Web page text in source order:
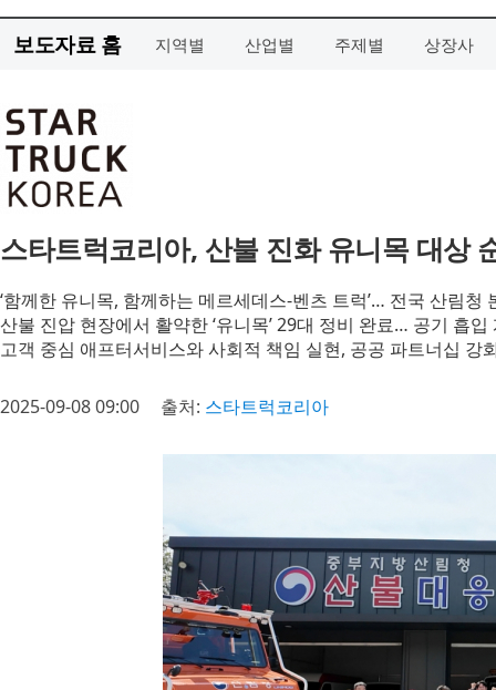
보도자료 홈 지역별 산업별 주제별 상장사
스타트럭코리아, 산불 진화 유니목 대상
‘함께한 유니목, 함께하는 메르세데스-벤츠 트럭’… 전국 산림청
산불 진압 현장에서 활약한 ‘유니목’ 29대 정비 완료… 공기 흡
고객 중심 애프터서비스와 사회적 책임 실현, 공공 파트너십 강
2025-09-08 09:00 출처: 스타트럭코리아